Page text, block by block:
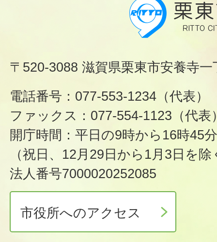
〒520-3088 滋賀県栗東市安養寺
電話番号：077-553-1234（代表）
ファックス：077-554-1123（代表
開庁時間：平日の9時から16時45分
（祝日、12月29日から1月3日を除
法人番号7000020252085
市役所へのアクセス